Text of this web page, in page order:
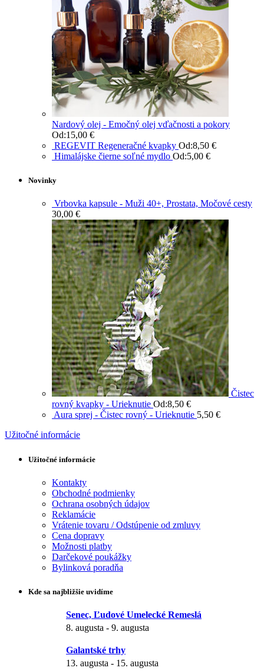
Nardový olej - Emočný olej vďačnosti a pokory
Od:15,00 €
REGEVIT Regeneračné kvapky Od:8,50 €
Himalájske čierne soľné mydlo Od:5,00 €
Novinky
Vrbovka kapsule - Muži 40+, Prostata, Močové cesty
30,00 €
Čistec
rovný kvapky - Urieknutie Od:8,50 €
Aura sprej - Čistec rovný - Urieknutie 5,50 €
Užitočné informácie
Užitočné informácie
Kontakty
Obchodné podmienky
Ochrana osobných údajov
Reklamácie
Vrátenie tovaru / Odstúpenie od zmluvy
Cena dopravy
Možnosti platby
Darčekové poukážky
Bylinková poradňa
Kde sa najbližšie uvidíme
Senec, Ľudové Umelecké Remeslá
8. augusta - 9. augusta
Galantské trhy
13. augusta - 15. augusta